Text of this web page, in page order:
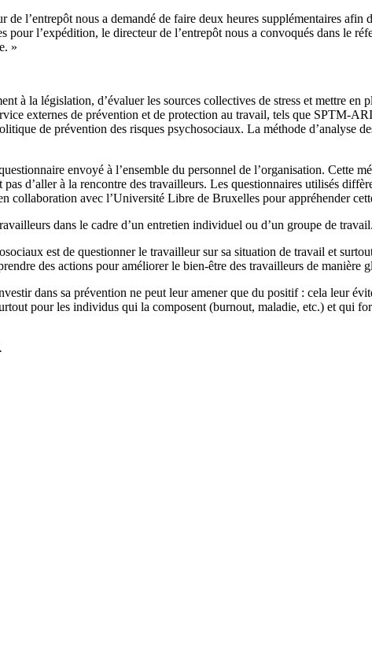
l’entrepôt nous a demandé de faire deux heures supplémentaires afin
pour l’expédition, le directeur de l’entrepôt nous a convoqués dans le
»
à la législation, d’évaluer les sources collectives de stress et mettre en
externes de prévention et de protection au travail, tels que SPTM-
de prévention des risques psychosociaux. La méthode d’analyse
envoyé à l’ensemble du personnel de l’organisation. Cette
d’aller à la rencontre des travailleurs. Les questionnaires utilisés
avec l’Université Libre de Bruxelles pour appréhender
dans le cadre d’un entretien individuel ou d’un groupe de travail.
est de questionner le travailleur sur sa situation de travail et
des actions pour améliorer le bien-être des travailleurs de manière
dans sa prévention ne peut leur amener que du positif : cela leur
pour les individus qui la composent (burnout, maladie, etc.) et qui